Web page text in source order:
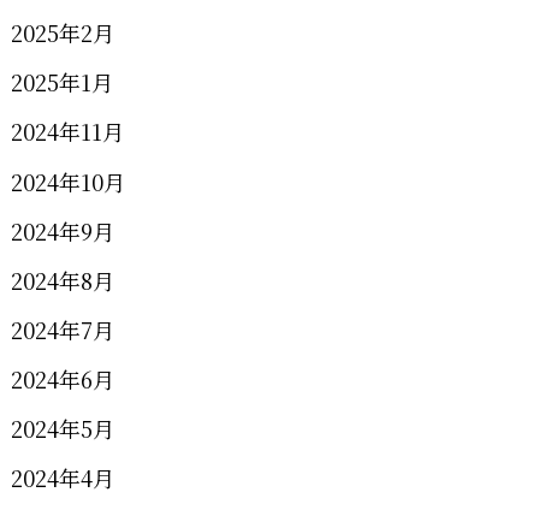
2025年2月
2025年1月
2024年11月
2024年10月
2024年9月
2024年8月
2024年7月
2024年6月
2024年5月
2024年4月